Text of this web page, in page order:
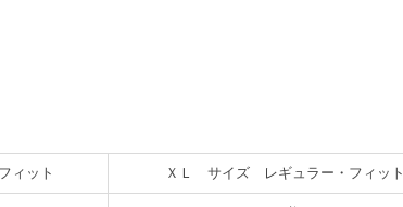
ィット ＸＬ サイズ レギュラー・フィット